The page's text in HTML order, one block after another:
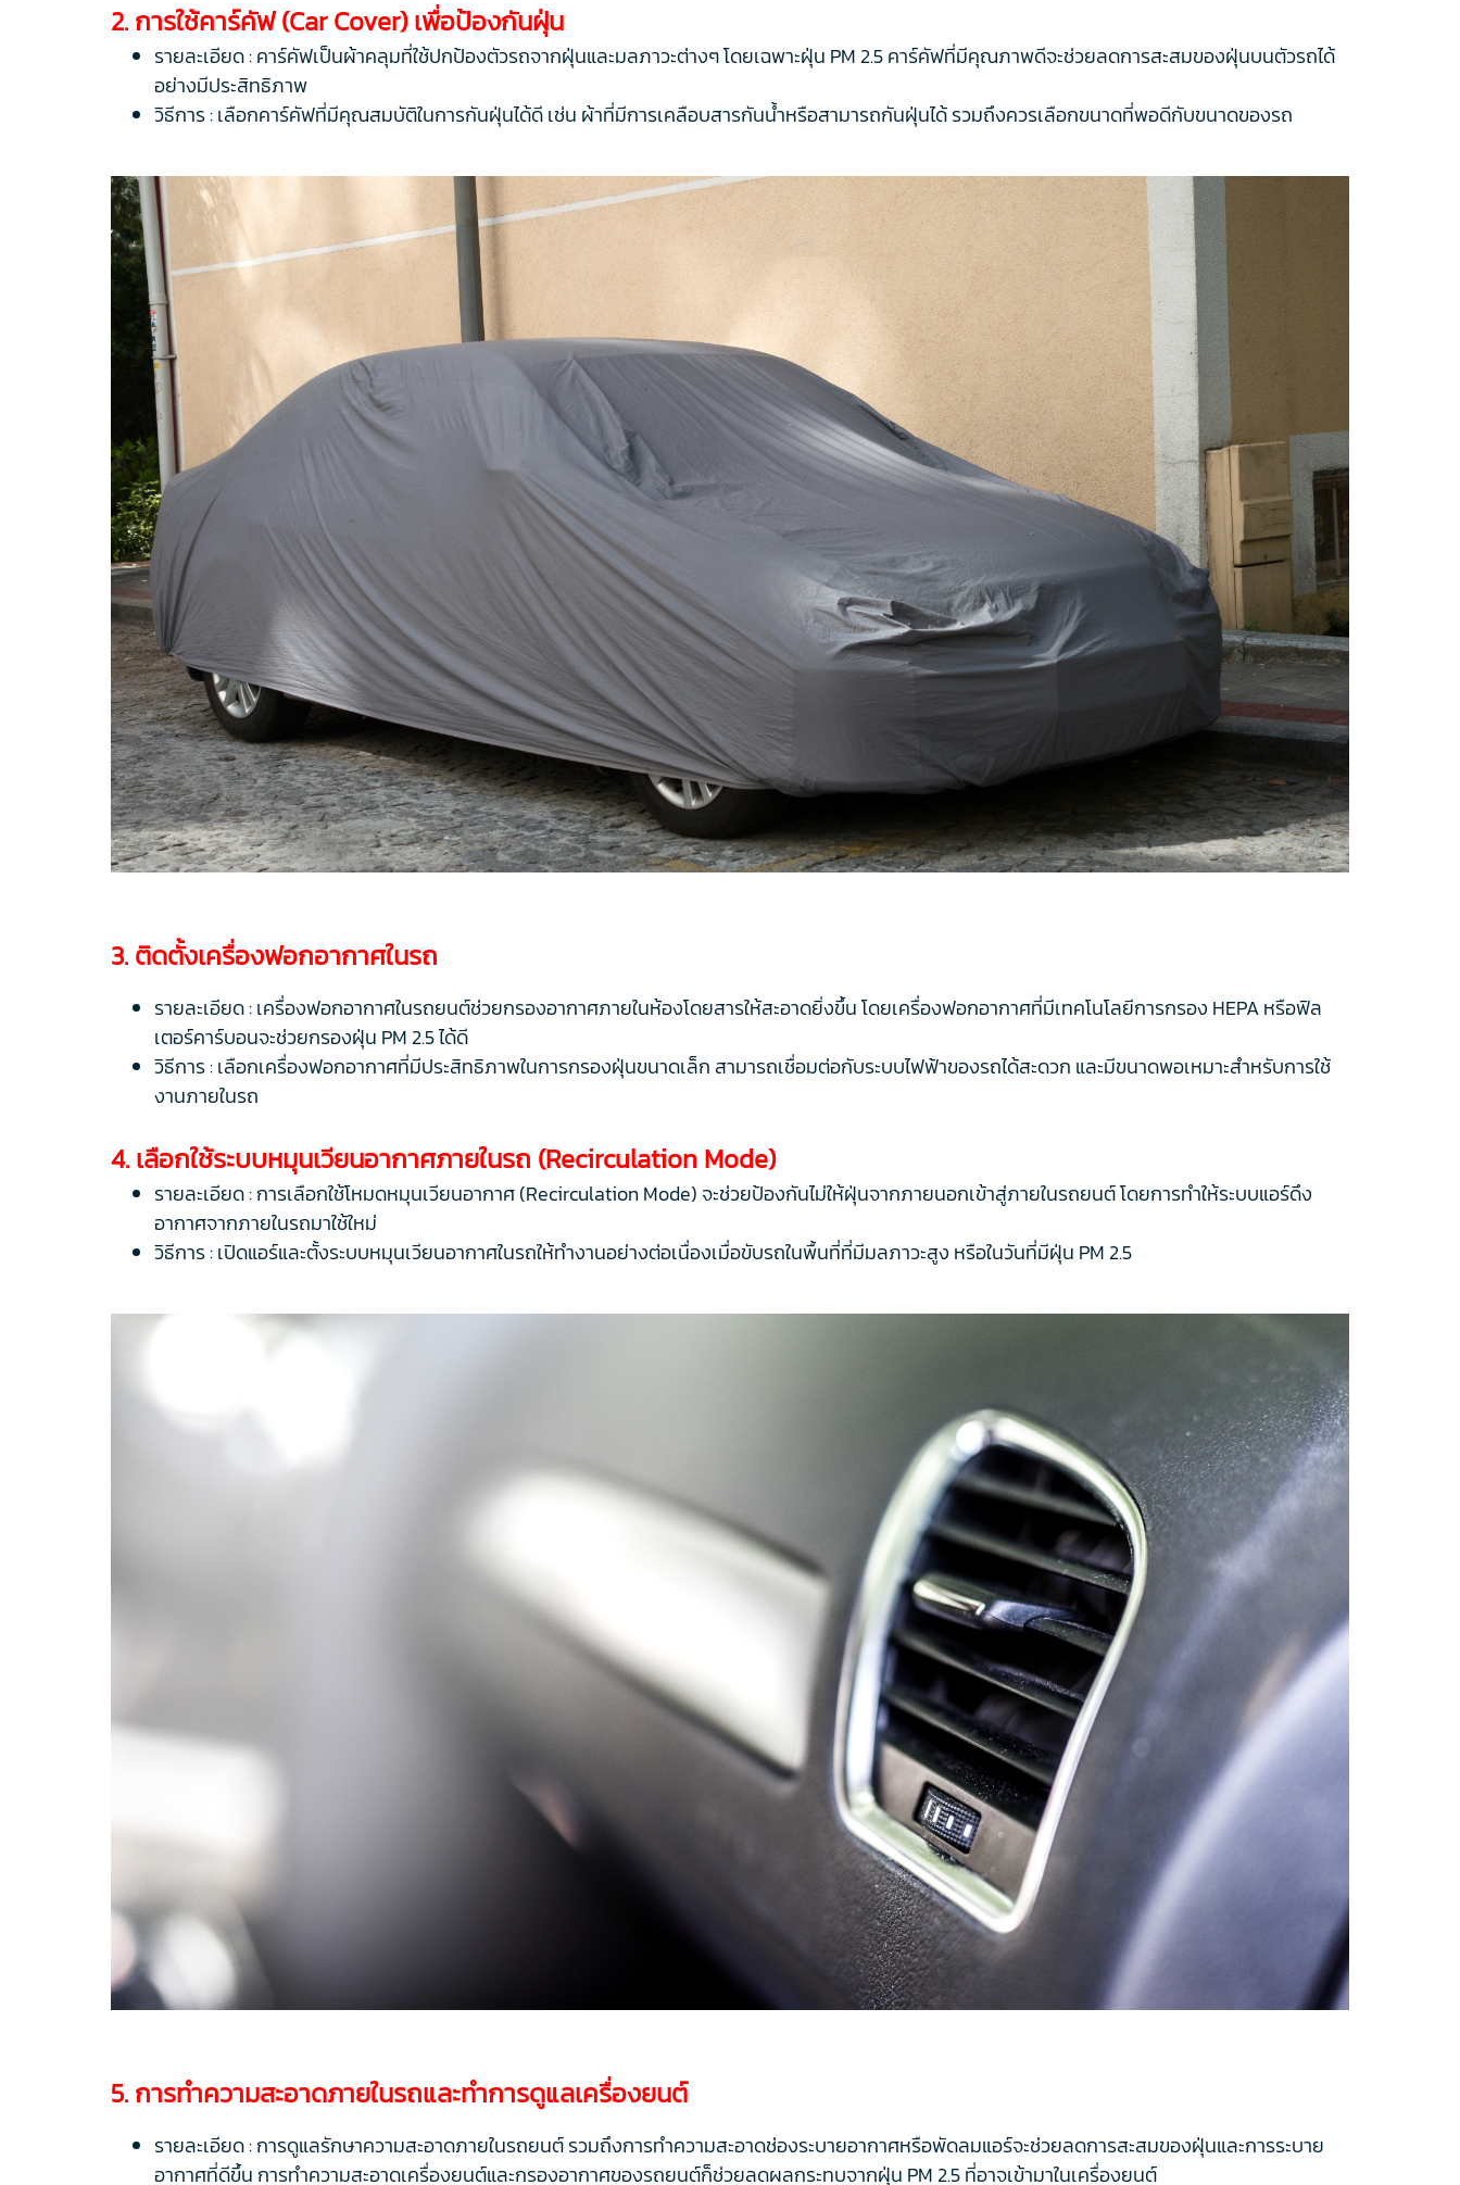
2. การใช้คาร์คัฟ (Car Cover) เพื่อป้องกันฝุ่น
รายละเอียด : คาร์คัฟเป็นผ้าคลุมที่ใช้ปกป้องตัวรถจากฝุ่นและมลภาวะต่างๆ โดยเฉพาะฝุ่น PM 2.5 คาร์คัฟที่มีคุณภาพดีจะช่วยลดการสะสมของฝุ่นบนตัวรถได้
อย่างมีประสิทธิภาพ
วิธีการ : เลือกคาร์คัฟที่มีคุณสมบัติในการกันฝุ่นได้ดี เช่น ผ้าที่มีการเคลือบสารกันน้ำหรือสามารถกันฝุ่นได้ รวมถึงควรเลือกขนาดที่พอดีกับขนาดของรถ
3. ติดตั้งเครื่องฟอกอากาศในรถ
รายละเอียด : เครื่องฟอกอากาศในรถยนต์ช่วยกรองอากาศภายในห้องโดยสารให้สะอาดยิ่งขึ้น โดยเครื่องฟอกอากาศที่มีเทคโนโลยีการกรอง HEPA หรือฟิล
เตอร์คาร์บอนจะช่วยกรองฝุ่น PM 2.5 ได้ดี
วิธีการ : เลือกเครื่องฟอกอากาศที่มีประสิทธิภาพในการกรองฝุ่นขนาดเล็ก สามารถเชื่อมต่อกับระบบไฟฟ้าของรถได้สะดวก และมีขนาดพอเหมาะสำหรับการใช้
งานภายในรถ
4. เลือกใช้ระบบหมุนเวียนอากาศภายในรถ (Recirculation Mode)
รายละเอียด : การเลือกใช้โหมดหมุนเวียนอากาศ (Recirculation Mode) จะช่วยป้องกันไม่ให้ฝุ่นจากภายนอกเข้าสู่ภายในรถยนต์ โดยการทำให้ระบบแอร์ดึง
อากาศจากภายในรถมาใช้ใหม่
วิธีการ : เปิดแอร์และตั้งระบบหมุนเวียนอากาศในรถให้ทำงานอย่างต่อเนื่องเมื่อขับรถในพื้นที่ที่มีมลภาวะสูง หรือในวันที่มีฝุ่น PM 2.5
5. การทำความสะอาดภายในรถและทำการดูแลเครื่องยนต์
รายละเอียด : การดูแลรักษาความสะอาดภายในรถยนต์ รวมถึงการทำความสะอาดช่องระบายอากาศหรือพัดลมแอร์จะช่วยลดการสะสมของฝุ่นและการระบาย
อากาศที่ดีขึ้น การทำความสะอาดเครื่องยนต์และกรองอากาศของรถยนต์ก็ช่วยลดผลกระทบจากฝุ่น PM 2.5 ที่อาจเข้ามาในเครื่องยนต์